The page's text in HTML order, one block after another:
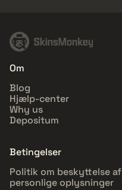
Om
Blog
Hjælp-center
Why us
Depositum
Betingelser
Politik om beskyttelse af
personlige oplysninger